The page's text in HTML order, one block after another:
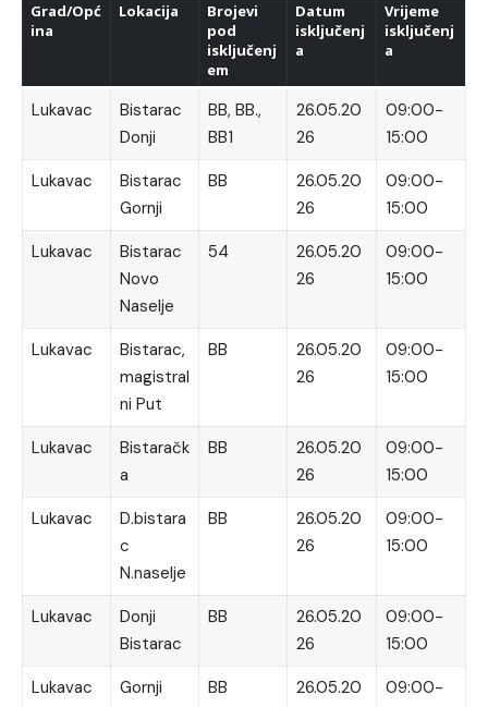
Grad/Opć
ina
Lokacija
Brojevi
pod
isključenj
em
Datum
isključenj
a
Vrijeme
isključenj
a
Lukavac
Bistarac
Donji
BB, BB.,
BB1
26.05.20
26
09:00-
15:00
Lukavac
Bistarac
Gornji
BB
26.05.20
26
09:00-
15:00
Lukavac
Bistarac
Novo
Naselje
54
26.05.20
26
09:00-
15:00
Lukavac
Bistarac,
magistral
ni Put
BB
26.05.20
26
09:00-
15:00
Lukavac
Bistaračk
a
BB
26.05.20
26
09:00-
15:00
Lukavac
D.bistara
c
N.naselje
BB
26.05.20
26
09:00-
15:00
Lukavac
Donji
Bistarac
BB
26.05.20
26
09:00-
15:00
Lukavac
Gornji
BB
26.05.20
09:00-